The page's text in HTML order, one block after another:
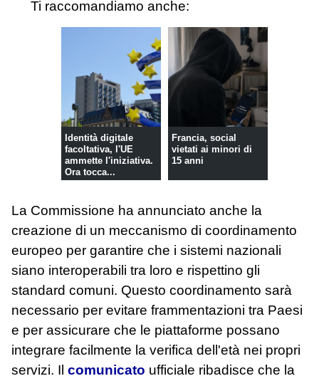
Ti raccomandiamo anche:
Identità digitale
facoltativa, l'UE
ammette l'iniziativa.
Ora tocca...
Francia, social
vietati ai minori di
15 anni
La Commissione ha annunciato anche la
creazione di un meccanismo di coordinamento
europeo per garantire che i sistemi nazionali
siano interoperabili tra loro e rispettino gli
standard comuni. Questo coordinamento sarà
necessario per evitare frammentazioni tra Paesi
e per assicurare che le piattaforme possano
integrare facilmente la verifica dell'età nei propri
servizi. Il comunicato ufficiale ribadisce che la